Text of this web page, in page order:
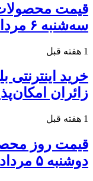
قیمت محصولات
سه‌شنبه ۶ مرداد ۱۴۰۵
1 هفته قبل
خرید
زائران
1 هفته قبل
قیمت روز
دوشنبه ۵ مرداد ۱۴۰۵